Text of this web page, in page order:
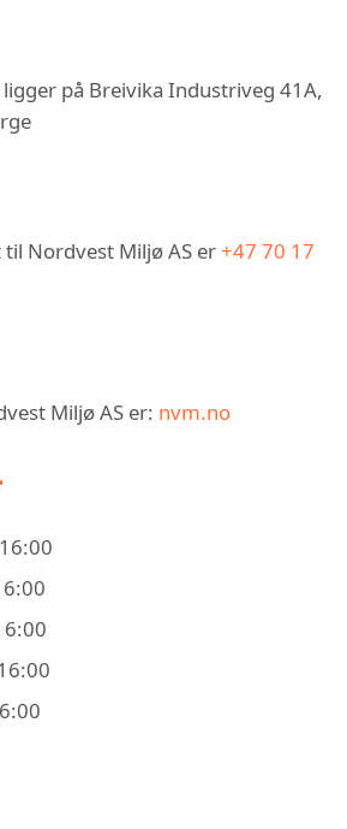
på Breivika Industriveg 41A,
Nordvest Miljø AS er+47 70 17
Miljø AS er: nvm.no